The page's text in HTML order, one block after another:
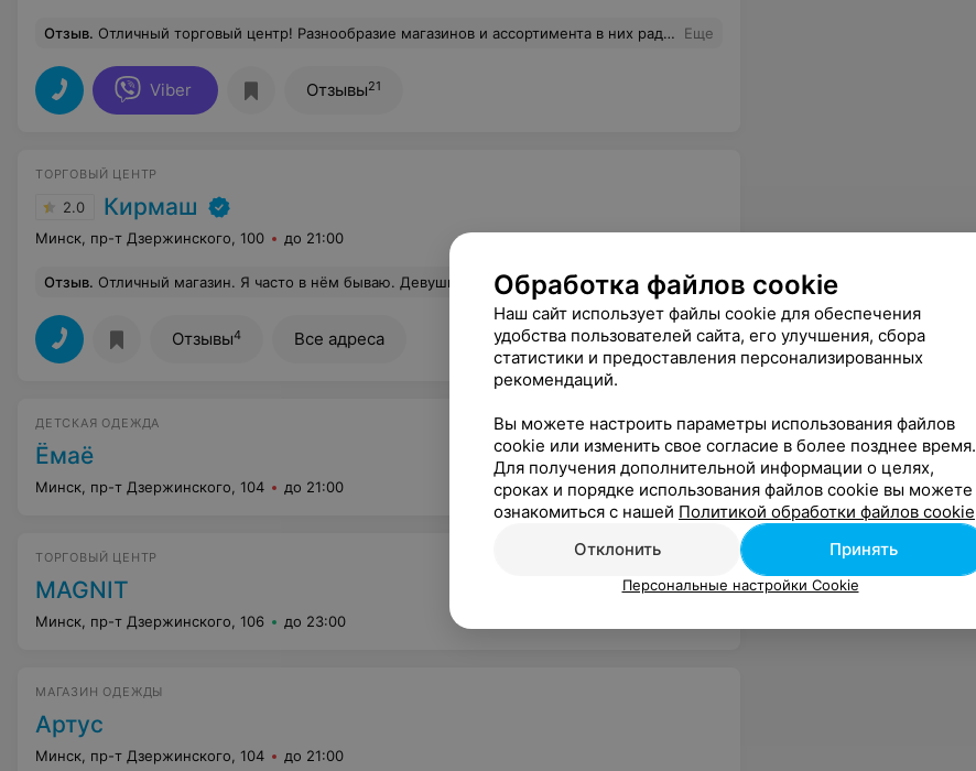
Отзыв. Отличный торговый центр! Разнообразие магазинов и ассортимента в них радуют! Много интересных развлечений, хороший фудкорт! В данном торговом центре можно найти всё необходимое. Рекомендую! Еще
Viber Отзывы21
ТОРГОВЫЙ ЦЕНТР
2.0 Кирмаш
Минск, пр-т Дзержинского, 100 до 21:00
Отзыв. Отличный магазин. Я часто в нём бываю. Девушки консультанты в отделе косметики всегда помогут подобрать товар. Я вчера покупала тональный крем и продавец помогла подобрать тон к моему лицу. Спасибо большое за профессиональный совет. Еще
Отзывы4 Все адреса
ДЕТСКАЯ ОДЕЖДА
Ёмаё
Минск, пр-т Дзержинского, 104 до 21:00
ТОРГОВЫЙ ЦЕНТР
МAGNIT
Минск, пр-т Дзержинского, 106 до 23:00
МАГАЗИН ОДЕЖДЫ
Артус
Минск, пр-т Дзержинского, 104 до 21:00
Обработка файлов cookie
Наш сайт использует файлы cookie для обеспечения
удобства пользователей сайта, его улучшения, сбора
статистики и предоставления персонализированных
рекомендаций.
Вы можете настроить параметры использования файлов
cookie или изменить свое согласие в более позднее время.
Для получения дополнительной информации о целях,
сроках и порядке использования файлов cookie вы можете
ознакомиться с нашей Политикой обработки файлов cookie
Отклонить
Принять
Персональные настройки Cookie